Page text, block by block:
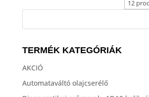
TERMÉK KATEGÓRIÁK
AKCIÓ
Automataváltó olajcserélő